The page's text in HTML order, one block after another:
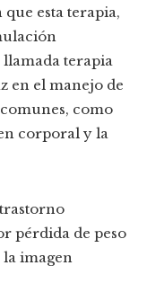
esta terapia,
terapia
en el manejo de
como
corporal y la
pérdida de peso
la imagen